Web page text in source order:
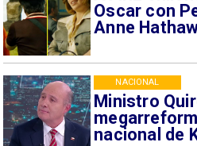
Oscar con
Anne
Ministro
nacional de
NACIONAL